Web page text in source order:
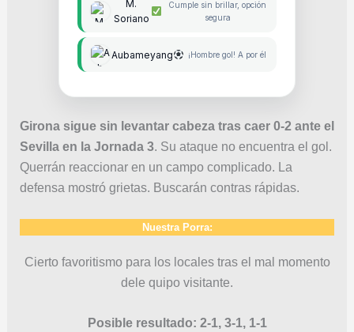
M.
Soriano
Cumple sin brillar, opción
segura
Aubameyang ¡Hombre gol! A por él
Girona sigue sin levantar cabeza tras caer 0-2 ante el
Sevilla en la Jornada 3. Su ataque no encuentra el gol.
Querrán reaccionar en un campo complicado. La
defensa mostró grietas. Buscarán contras rápidas.
Nuestra Porra:
Cierto favoritismo para los locales tras el mal momento
dele quipo visitante.
Posible resultado: 2-1, 3-1, 1-1